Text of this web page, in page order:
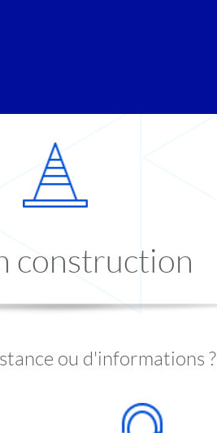
construction
ou d'informations ?